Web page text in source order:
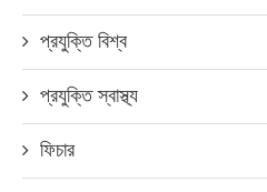
প্রযুক্তি বিশ্ব
প্রযুক্তি স্বাস্থ্য
ফিচার